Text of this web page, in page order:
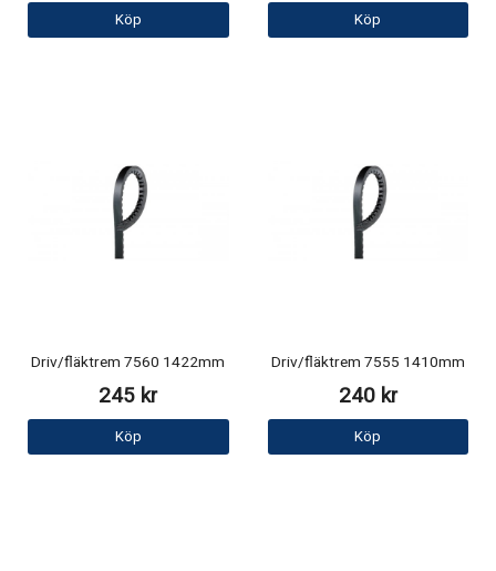
Köp Köp
Driv/fläktrem 7560 1422mm
245 kr
Köp
Driv/fläktrem 7555 1410mm
240 kr
Köp